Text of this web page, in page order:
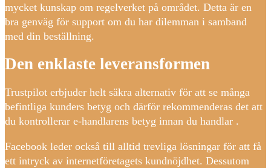
mycket kunskap om regelverket på området. Detta är en
bra genväg för support om du har dilemman i samband
med din beställning.
Den enklaste leveransformen
Trustpilot erbjuder helt säkra alternativ för att se många
befintliga kunders betyg och därför rekommenderas det att
du kontrollerar e-handlarens betyg innan du handlar .
Facebook leder också till alltid trevliga lösningar för att få
ett intryck av internetföretagets kundnöjdhet. Dessutom